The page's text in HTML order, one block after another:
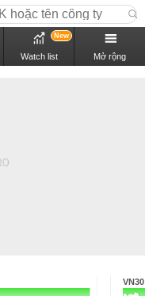
Watch list
New
Mở rộng
VN30